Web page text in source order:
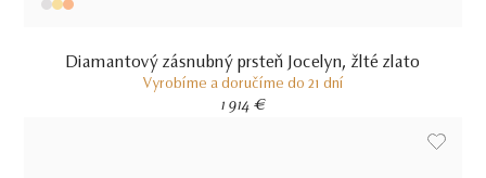
Diamantový zásnubný prsteň Jocelyn, žlté zlato
Vyrobíme a doručíme do 21 dní
1 914 €